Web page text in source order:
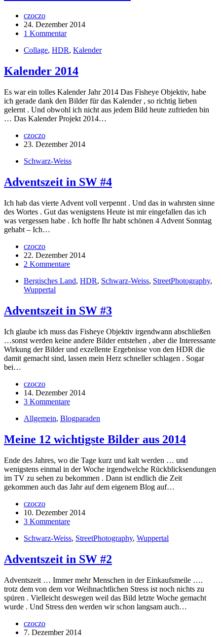
czoczo
24. Dezember 2014
1 Kommentar
Collage, HDR, Kalender
Kalender 2014
Es war ein tolles Kalender Jahr 2014 Das Fisheye Objektiv, habe
ich gerade dank den Bilder für das Kalender , so richtig lieben
gelernt . Und obwohl ich nicht aus jedem Bild heute zufrieden bin
… Das Kalender Projekt 2014…
czoczo
23. Dezember 2014
Schwarz-Weiss
Adventszeit in SW #4
Ich hab das vierte Advent voll verpennt . Und das in wahrsten sinne
des Wortes . Gut das wenigstens Heute ist mir eingefallen das ich
was vergessen habe . Ich hoffe Ihr habt schönen 4 Advent Sonntag
gehabt – Ich…
czoczo
22. Dezember 2014
2 Kommentare
Bergisches Land, HDR, Schwarz-Weiss, StreetPhotography,
Wuppertal
Adventszeit in SW #3
Ich glaube ich muss das Fisheye Objektiv irgendwann abschließen
…sonst werden keine andere Bilder entstehen , aber die Interessante
Wirkung der Bilder und exzellente Ergebnisse von den HDR die
damit gemacht sind, lassen mein Herz schneller schlagen . Sogar
bei…
czoczo
14. Dezember 2014
3 Kommentare
Allgemein, Blogparaden
Meine 12 wichtigste Bilder aus 2014
Ende des Jahres, wo die Tage kurz und kalt werden … und
wenigstens einmal in der Woche irgendwelche Rückblicksendungen
im TV zu sehen zu bekommen . Dann ist endlich die Zeit
gekommen auch das Jahr auf dem eigenem Blog auf…
czoczo
10. Dezember 2014
3 Kommentare
Schwarz-Weiss, StreetPhotography, Wuppertal
Adventszeit in SW #2
Adventszeit … Immer mehr Menschen in der Einkaufsmeile ….
trotz dem von dem vor Weihnachtlichen Stress ist noch nichts zu
spüren . Vielleicht deswegen weil das Bild letzte Woche gemacht
wurde . Und Stress den werden wir schon langsam auch…
czoczo
7. Dezember 2014